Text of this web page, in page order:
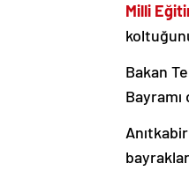
Milli
Bakan